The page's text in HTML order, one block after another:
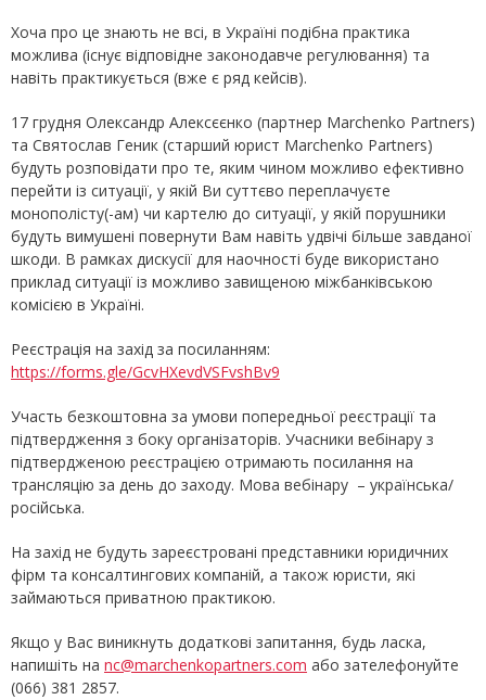
Хоча про це знають не всі, в Україні подібна практика
можлива (існує відповідне законодавче регулювання) та
навіть практикується (вже є ряд кейсів).
17 грудня Олександр Алексєєнко (партнер Marchenko Partners)
та Святослав Геник (старший юрист Marchenko Partners)
будуть розповідати про те, яким чином можливо ефективно
перейти із ситуації, у якій Ви суттєво переплачуєте
монополісту(-ам) чи картелю до ситуації, у якій порушники
будуть вимушені повернути Вам навіть удвічі більше завданої
шкоди. В рамках дискусії для наочності буде використано
приклад ситуації із можливо завищеною міжбанківською
комісією в Україні.
Реєстрація на захід за посиланням:
https://forms.gle/GcvHXevdVSFvshBv9
Участь безкоштовна за умови попередньої реєстрації та
підтвердження з боку організаторів. Учасники вебінару з
підтвердженою реєстрацією отримають посилання на
трансляцію за день до заходу. Мова вебінару – українська/
російська.
На захід не будуть зареєстровані представники юридичних
фірм та консалтингових компаній, а також юристи, які
займаються приватною практикою.
Якщо у Вас виникнуть додаткові запитання, будь ласка,
напишіть на nc@marchenkopartners.com або зателефонуйте
(066) 381 2857.